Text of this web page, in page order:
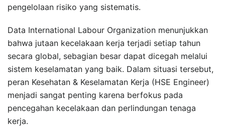
pengelolaan risiko yang sistematis.
Data International Labour Organization menunjukkan
bahwa jutaan kecelakaan kerja terjadi setiap tahun
secara global, sebagian besar dapat dicegah melalui
sistem keselamatan yang baik. Dalam situasi tersebut,
peran Kesehatan & Keselamatan Kerja (HSE Engineer)
menjadi sangat penting karena berfokus pada
pencegahan kecelakaan dan perlindungan tenaga
kerja.